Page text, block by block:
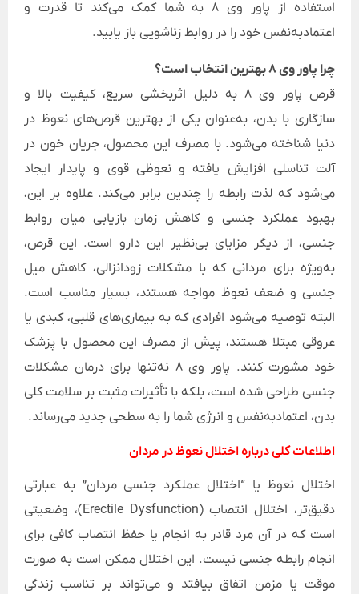
استفاده از پاور وی 8 به شما کمک می‌کند تا قدرت و
اعتمادبه‌نفس خود را در روابط زناشویی باز یابید.
چرا پاور وی 8 بهترین انتخاب است؟
قرص پاور وی 8 به دلیل اثربخشی سریع، کیفیت بالا و
سازگاری با بدن، به‌عنوان یکی از بهترین قرص‌های نعوظ در
دنیا شناخته می‌شود. با مصرف این محصول، جریان خون در
آلت تناسلی افزایش یافته و نعوظی قوی و پایدار ایجاد
می‌شود که لذت رابطه را چندین برابر می‌کند. علاوه بر این،
بهبود عملکرد جنسی و کاهش زمان بازیابی میان روابط
جنسی، از دیگر مزایای بی‌نظیر این دارو است. این قرص،
به‌ویژه برای مردانی که با مشکلات زودانزالی، کاهش میل
جنسی و ضعف نعوظ مواجه هستند، بسیار مناسب است.
البته توصیه می‌شود افرادی که به بیماری‌های قلبی، کبدی یا
عروقی مبتلا هستند، پیش از مصرف این محصول با پزشک
خود مشورت کنند. پاور وی 8 نه‌تنها برای درمان مشکلات
جنسی طراحی شده است، بلکه با تأثیرات مثبت بر سلامت کلی
بدن، اعتمادبه‌نفس و انرژی شما را به سطحی جدید می‌رساند.
اطلاعات کلی درباره اختلال نعوظ در مردان
اختلال نعوظ یا “اختلال عملکرد جنسی مردان” به عبارتی
دقیق‌تر، اختلال انتصاب (Erectile Dysfunction)، وضعیتی
است که در آن مرد قادر به انجام یا حفظ انتصاب کافی برای
انجام رابطه جنسی نیست. این اختلال ممکن است به صورت
موقت یا مزمن اتفاق بیافتد و می‌تواند بر تناسب زندگی